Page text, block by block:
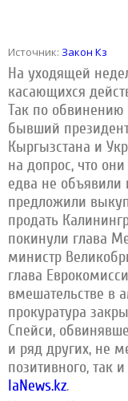
Источник: Закон Кз
На уходящей
касающихся
Так по
бывший
Кыргызстана и
на допрос, что
едва не объявили
предложили
продать
покинули глава
министр
глава
вмешательстве в
прокуратура
Спейси,
и ряд других, не
позитивного, так
IaNews.kz.